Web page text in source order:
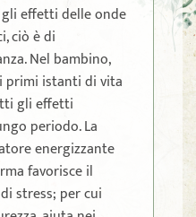
effetti delle onde
ciò è di
Nel bambino,
primi istanti di vita
gli effetti
periodo. La
energizzante
favorisce il
stress; per cui